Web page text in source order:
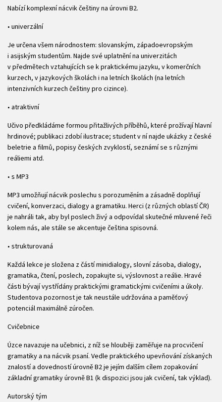
Nabízí komplexní nácvik češtiny na úrovni B2.
• univerzální
Je určena všem národnostem: slovanským, západoevropským
i asijským studentům. Najde své uplatnění na univerzitách
v předmětech vztahujících se k praktickému jazyku, v komerčních
kurzech, v jazykových školách i na letních školách (na letních
intenzivních kurzech češtiny pro cizince).
• atraktivní
Učivo předkládáme formou přitažlivých příběhů, které prožívají hlavní
hrdinové; publikaci zdobí ilustrace; student v ní najde ukázky z české
beletrie a filmů, popisy českých zvyklostí, seznámí se s různými
reáliemi atd.
• s MP3
MP3 umožňují nácvik poslechu s porozuměním a zásadně doplňují
cvičení, konverzaci, dialogy a gramatiku. Herci (z různých oblastí ČR)
je nahráli tak, aby byl poslech živý a odpovídal skutečné mluvené řeči
kolem nás, ale stále se akcentuje čeština spisovná.
• strukturovaná
Každá lekce je složena z částí minidialogy, slovní zásoba, dialogy,
gramatika, čtení, poslech, zopakujte si, výslovnost a reálie. Hravé
části bývají vystřídány praktickými gramatickými cvičeními a úkoly.
Studentova pozornost je tak neustále udržována a paměťový
potenciál maximálně zúročen.
Cvičebnice
Úzce navazuje na učebnici, z níž se hlouběji zaměřuje na procvičení
gramatiky a na nácvik psaní. Vedle praktického upevňování získaných
znalostí a dovedností úrovně B2 je jejím dalším cílem zopakování
základní gramatiky úrovně B1 (k dispozici jsou jak cvičení, tak výklad).
Autorský tým